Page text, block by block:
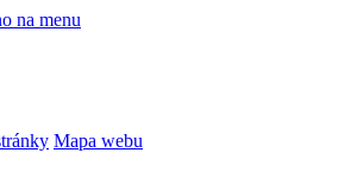
na menu
Mapa webu